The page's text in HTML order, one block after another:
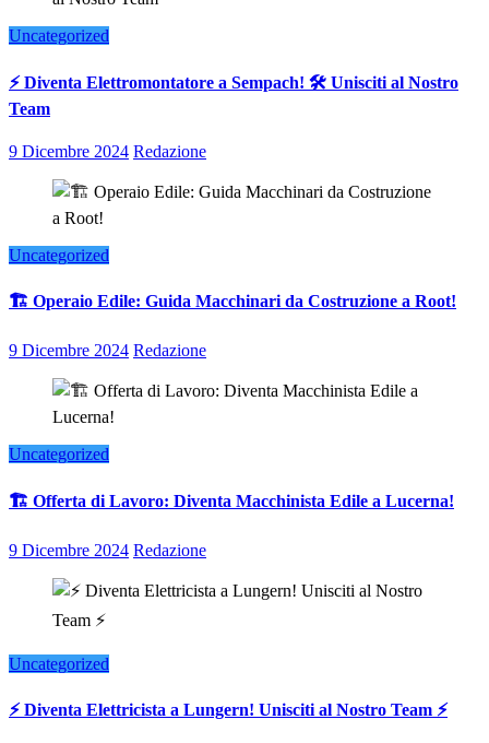
Uncategorized
⚡ Diventa Elettromontatore a Sempach! 🛠️ Unisciti al Nostro
Team
9 Dicembre 2024 Redazione
Uncategorized
🏗️ Operaio Edile: Guida Macchinari da Costruzione a Root!
9 Dicembre 2024 Redazione
Uncategorized
🏗️ Offerta di Lavoro: Diventa Macchinista Edile a Lucerna!
9 Dicembre 2024 Redazione
Uncategorized
⚡ Diventa Elettricista a Lungern! Unisciti al Nostro Team ⚡